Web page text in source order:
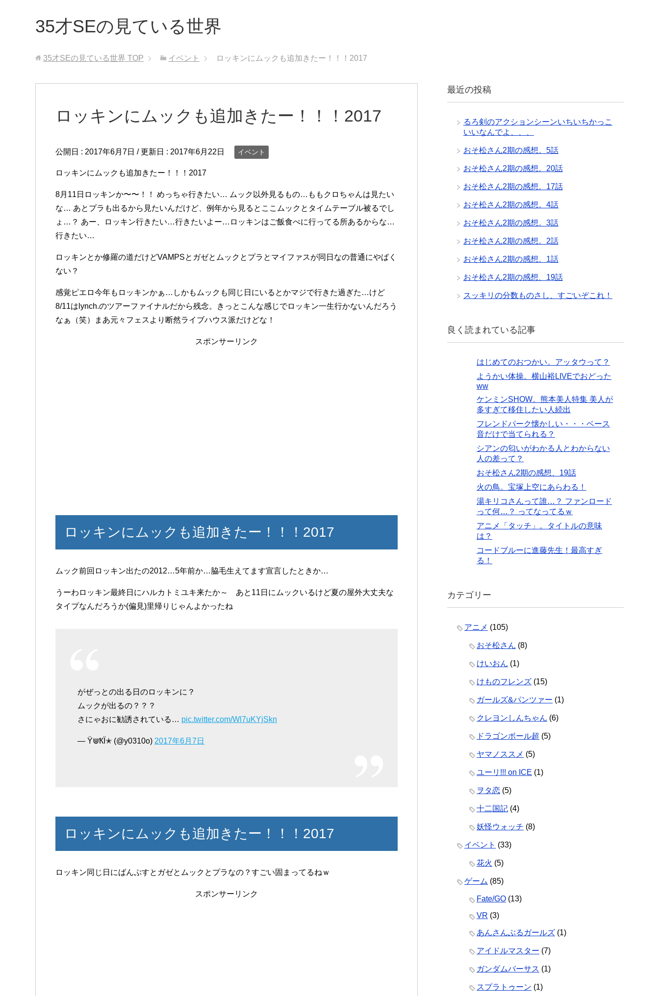
35才SEの見ている世界
35才SEの見ている世界 TOP イベント ロッキンにムックも追加きたー！！！2017
ロッキンにムックも追加きたー！！！2017
公開日 : 2017年6月7日 / 更新日 : 2017年6月22日 イベント
ロッキンにムックも追加きたー！！！2017
8月11日ロッキンか〜〜！！ めっちゃ行きたい… ムック以外見るもの…ももクロちゃんは見たい
な… あとプラも出るから見たいんだけど、例年から見るとここムックとタイムテーブル被るでし
ょ…？ あー、ロッキン行きたい…行きたいよー…ロッキンはご飯食べに行ってる所あるからな…
行きたい…
ロッキンとか修羅の道だけどVAMPSとガゼとムックとプラとマイファスが同日なの普通にやばく
ない？
感覚ピエロ今年もロッキンかぁ…しかもムックも同じ日にいるとかマジで行きた過ぎた…けど
8/11はlynch.のツアーファイナルだから残念。きっとこんな感じでロッキン一生行かないんだろう
なぁ（笑）まあ元々フェスより断然ライブハウス派だけどな！
スポンサーリンク
ロッキンにムックも追加きたー！！！2017
ムック前回ロッキン出たの2012…5年前か…脇毛生えてます宣言したときか…
うーわロッキン最終日にハルカトミユキ来たか～ あと11日にムックいるけど夏の屋外大丈夫な
タイプなんだろうか(偏見)里帰りじゃんよかったね
がぜっとの出る日のロッキンに？
ムックが出るの？？？
さにゃおに勧誘されている… pic.twitter.com/Wl7uKYjSkn
— Ÿ⋓ҞÏ✭ (@y0310o) 2017年6月7日
ロッキンにムックも追加きたー！！！2017
ロッキン同じ日にばんぷすとガゼとムックとプラなの？すごい固まってるねｗ
スポンサーリンク
最近の投稿
るろ剣のアクションシーンいちいちかっこ
いいなんでよ、、、
おそ松さん2期の感想。5話
おそ松さん2期の感想。20話
おそ松さん2期の感想。17話
おそ松さん2期の感想。4話
おそ松さん2期の感想。3話
おそ松さん2期の感想。2話
おそ松さん2期の感想。1話
おそ松さん2期の感想、19話
スッキリの分数ものさし、すごいぞこれ！
良く読まれている記事
はじめてのおつかい。アッタウって？
ようかい体操。横山裕LIVEでおどった
ww
ケンミンSHOW。熊本美人特集 美人が
多すぎて移住したい人続出
フレンドパーク懐かしい・・・ベース
音だけで当てられる？
シアンの匂いがわかる人とわからない
人の差って？
おそ松さん2期の感想、19話
火の鳥。宝塚上空にあらわる！
湯キリコさんって誰…？ ファンロード
って何…？ ってなってるｗ
アニメ「タッチ」。タイトルの意味
は？
コードブルーに進藤先生！最高すぎ
る！
カテゴリー
アニメ (105)
おそ松さん (8)
けいおん (1)
けものフレンズ (15)
ガールズ&パンツァー (1)
クレヨンしんちゃん (6)
ドラゴンボール超 (5)
ヤマノススメ (5)
ユーリ!!! on ICE (1)
ヲタ恋 (5)
十二国記 (4)
妖怪ウォッチ (8)
イベント (33)
花火 (5)
ゲーム (85)
Fate/GO (13)
VR (3)
あんさんぶるガールズ (1)
アイドルマスター (7)
ガンダムバーサス (1)
スプラトゥーン (1)